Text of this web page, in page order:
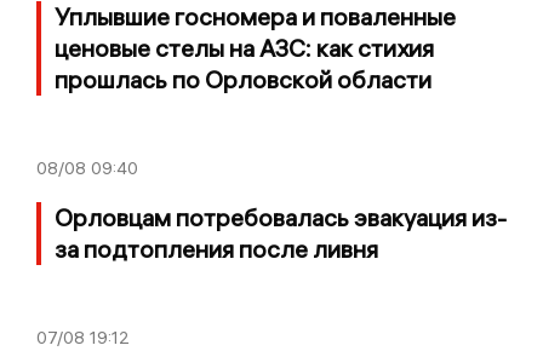
Уплывшие госномера и поваленные
ценовые стелы на АЗС: как стихия
прошлась по Орловской области
08/08 09:40
Орловцам потребовалась эвакуация из-
за подтопления после ливня
07/08 19:12